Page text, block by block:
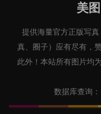
美
提供海量官方正版写
真、圈子）应有尽有，
此外！本站所有图片均
数据库查询